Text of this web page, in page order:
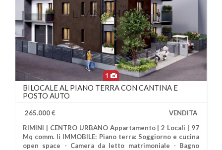
1
BILOCALE AL PIANO TERRA CON CANTINA E
POSTO AUTO
265.000 €
VENDITA
RIMINI | CENTRO URBANO Appartamento | 2 Locali | 97
Mq comm. li IMMOBILE: Piano terra: Soggiorno e cucina
open space - Camera da letto matrimoniale - Bagno